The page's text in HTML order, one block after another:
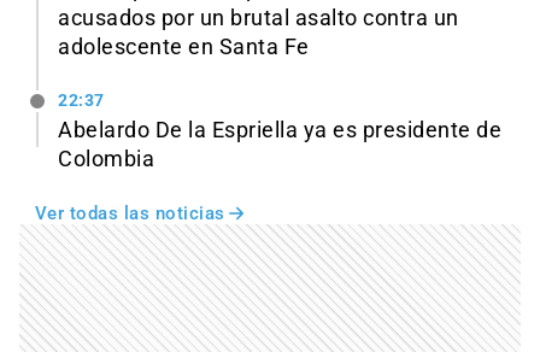
acusados por un brutal asalto contra un
adolescente en Santa Fe
22:37
Abelardo De la Espriella ya es presidente de
Colombia
Ver todas las noticias